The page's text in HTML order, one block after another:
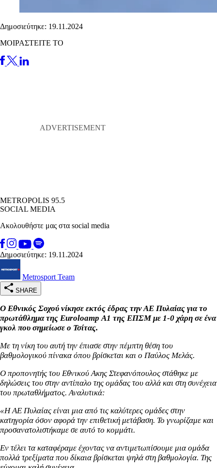
Δημοσιεύτηκε: 19.11.2024
ΜΟΙΡΑΣΤΕΙΤΕ ΤΟ
METROPOLIS 95.5
SOCIAL MEDIA
Ακολουθήστε μας στα social media
Δημοσιεύτηκε: 19.11.2024
Metrosport Team
SHARE
Ο Εθνικός Σοχού νίκησε εκτός έδρας την ΑΕ Πυλαίας για το
πρωτάθλημα της Euroloamp Α1 της ΕΠΣΜ με 1-0 χάρη σε ένα
γκολ που σημείωσε ο Τσίτας.
Με τη νίκη του αυτή την έπιασε στην πέμπτη θέση του
βαθμολογικού πίνακα όπου βρίσκεται και ο Παύλος Μελάς.
Ο προπονητής του Εθνικού Ακης Στεφανόπουλος στάθηκε με
δηλώσεις του στην αντίπαλο της ομάδας του αλλά και στη συνέχεια
του πρωταθλήματος. Αναλυτικά:
«Η ΑΕ Πυλαίας είναι μια από τις καλύτερες ομάδες στην
κατηγορία όσον αφορά την επιθετική μετάβαση. Το γνωρίζαμε και
προσανατολιστήκαμε σε αυτό το κομμάτι.
Εν τέλει τα καταφέραμε έχοντας να αντιμετωπίσουμε μια ομάδα
πολλά τρεξίματα που δίκαια βρίσκεται ψηλά στη βαθμολογία. Της